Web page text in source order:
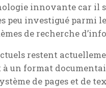
innovante car il
peu investigué parmi
de recherche
restent
à un format
de pages et de